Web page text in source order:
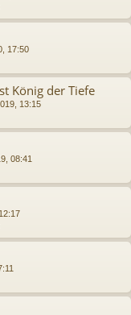
17:50
König der Tiefe
13:15
08:41